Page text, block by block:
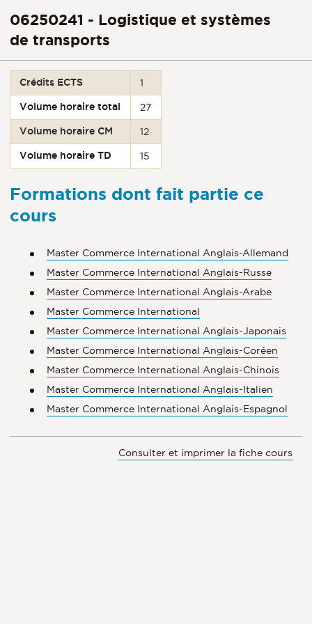
06250241 - Logistique et systèmes
de transports
Crédits ECTS 1
Volume horaire total 27
Volume horaire CM 12
Volume horaire TD 15
Formations dont fait partie ce
cours
Master Commerce International Anglais-Allemand
Master Commerce International Anglais-Russe
Master Commerce International Anglais-Arabe
Master Commerce International
Master Commerce International Anglais-Japonais
Master Commerce International Anglais-Coréen
Master Commerce International Anglais-Chinois
Master Commerce International Anglais-Italien
Master Commerce International Anglais-Espagnol
Consulter et imprimer la fiche cours